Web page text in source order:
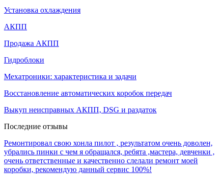
Установка охлаждения
АКПП
Продажа АКПП
Гидроблоки
Мехатроники: характеристика и задачи
Восстановление автоматических коробок передач
Выкуп неисправных АКПП, DSG и раздаток
Последние отзывы
Ремонтировал свою хонла пилот , результатом очень доволен,
убрались пинки с чем я обращался, ребята ,мастера, девченки ,
очень ответственные и качественно слелали ремонт моей
коробки, рекомендую данный сервис 100%!